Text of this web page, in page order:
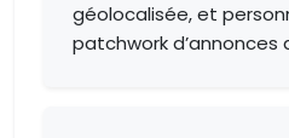
géolocalisée, et
patchwork d’annonces